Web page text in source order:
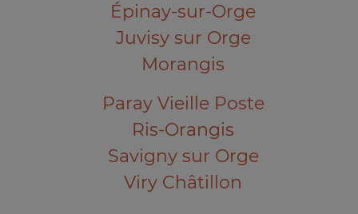
Épinay-sur-Orge
Juvisy sur Orge
Morangis
Paray Vieille Poste
Ris-Orangis
Savigny sur Orge
Viry Châtillon